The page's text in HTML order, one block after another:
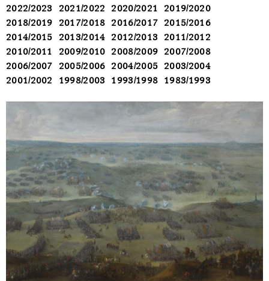
2022/2023
2021/2022 2020/2021
2019/2020
2018/2019
2017/2018 2016/2017
2015/2016
2014/2015
2013/2014 2012/2013
2011/2012
2010/2011
2009/2010 2008/2009
2007/2008
2006/2007
2005/2006 2004/2005
2003/2004
2001/2002
1998/2003 1993/1998 1983/1993